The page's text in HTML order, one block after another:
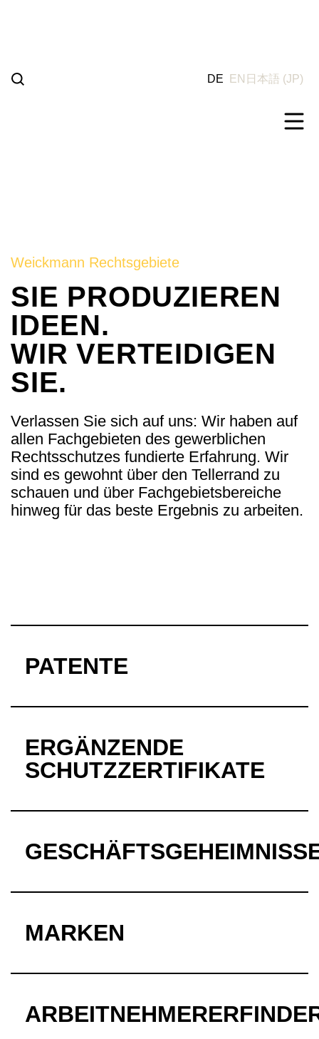
EN
DE 日本語 (JP)
Weickmann Rechtsgebiete
SIE PRODUZIEREN
IDEEN.
WIR VERTEIDIGEN
SIE.
Verlassen Sie sich auf uns: Wir haben auf
allen Fachgebieten des gewerblichen
Rechtsschutzes fundierte Erfahrung. Wir
sind es gewohnt über den Tellerrand zu
schauen und über Fachgebietsbereiche
hinweg für das beste Ergebnis zu arbeiten.
PATENTE
ERGÄNZENDE
SCHUTZZERTIFIKATE
MARKEN